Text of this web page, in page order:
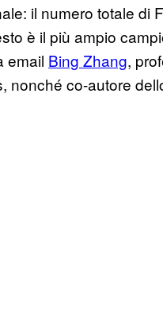
il numero totale di
è il più ampio
email Bing Zhang,
nonché co-autore